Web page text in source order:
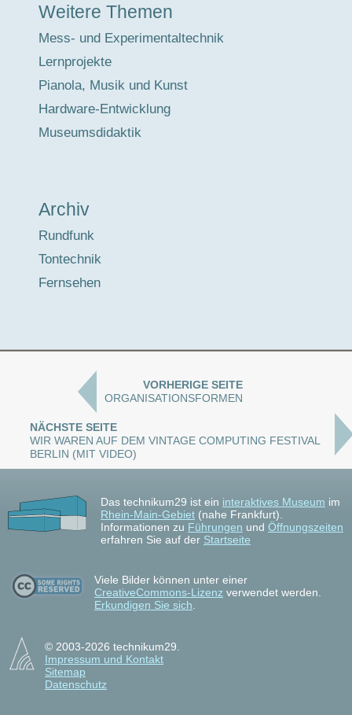
Weitere Themen
Mess- und Experimentaltechnik
Lernprojekte
Pianola, Musik und Kunst
Hardware-Entwicklung
Museumsdidaktik
Archiv
Rundfunk
Tontechnik
Fernsehen
VORHERIGE SEITE
ORGANISATIONSFORMEN
NÄCHSTE SEITE
WIR WAREN AUF DEM VINTAGE COMPUTING FESTIVAL
BERLIN (MIT VIDEO)
Das technikum29 ist ein interaktives Museum im
Rhein-Main-Gebiet (nahe Frankfurt).
Informationen zu Führungen und Öffnungszeiten
erfahren Sie auf der Startseite
Viele Bilder können unter einer
CreativeCommons-Lizenz verwendet werden.
Erkundigen Sie sich
© 2003-2026 technikum29.
Impressum und Kontakt
Sitemap
Datenschutz